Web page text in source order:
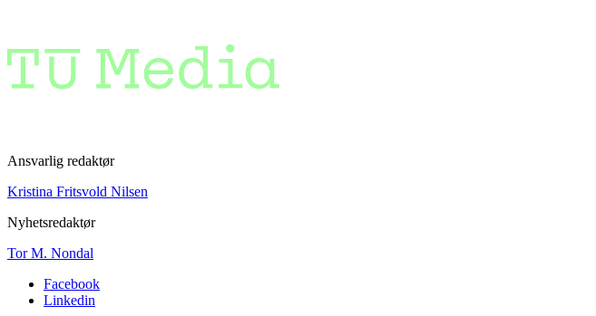
Ansvarlig redaktør
Kristina Fritsvold Nilsen
Nyhetsredaktør
Tor M. Nondal
Facebook
Linkedin